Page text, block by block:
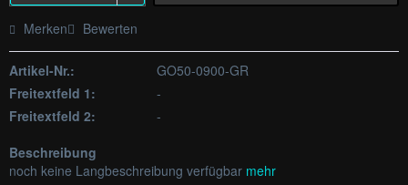
Merken Bewerten
Artikel-Nr.:
GO50-0900-GR
Freitextfeld 1:
-
Freitextfeld 2:
-
Beschreibung
noch keine Langbeschreibung verfügbar mehr